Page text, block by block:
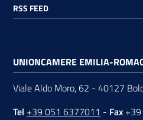
RSS FEED
UNIONCAMERE EMILIA-
Viale Aldo Moro, 62 - 40127
Tel +39 051 6377011 - Fax